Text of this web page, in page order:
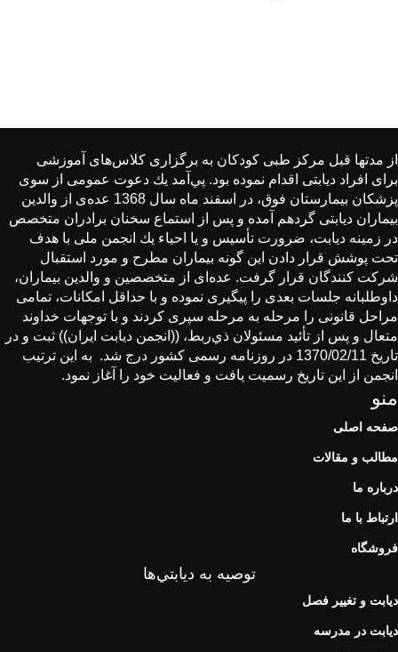
از مدتها قبل مركز طبی كودكان به برگزاری كلاس‌های آموزشی
برای افراد دیابتی اقدام نموده بود. پي‌آمد یك دعوت عمومی از سوی
پزشكان بیمارستان فوق، در اسفند ماه سال 1368 عده‌ی از والدین
بیماران دیابتی گردهم آمده و پس از استماع سخنان برادران متخصص
در زمینه دیابت، ضرورت تأسیس و یا احیاء یك انجمن ملی با هدف
تحت پوشش قرار دادن این گونه بیماران مطرح و مورد استقبال
شركت كنندگان قرار گرفت. عده‌ای از متخصصین و والدین بیماران،
داوطلبانه جلسات بعدی را پیگیری نموده و با حداقل امكانات، تمامی
مراحل قانونی را مرحله به مرحله سپری كردند و با توجهات خداوند
متعال و پس از تأئید مسئولان ذي‌ربط، ((انجمن دیابت ایران)) ثبت و در
تاریخ 1370/02/11 در روزنامه رسمی كشور درج شد. به این ترتیب
انجمن از این تاریخ رسمیت یافت و فعالیت خود را آغاز نمود.
منو
صفحه اصلی
مطالب و مقالات
درباره ما
ارتباط با ما
فروشگاه
توصيه به ديابتي‌ها
دیابت و تغییر فصل
دیابت در مدرسه